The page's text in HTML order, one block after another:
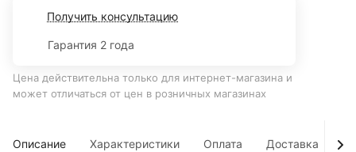
Получить консультацию
Гарантия 2 года
Цена действительна только для интернет-магазина и
может отличаться от цен в розничных магазинах
Описание Характеристики Оплата Доставка